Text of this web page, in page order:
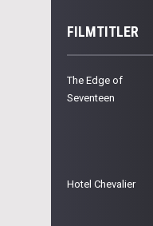
FILMTITLER
The Edge of
Seventeen
Hotel Chevalier